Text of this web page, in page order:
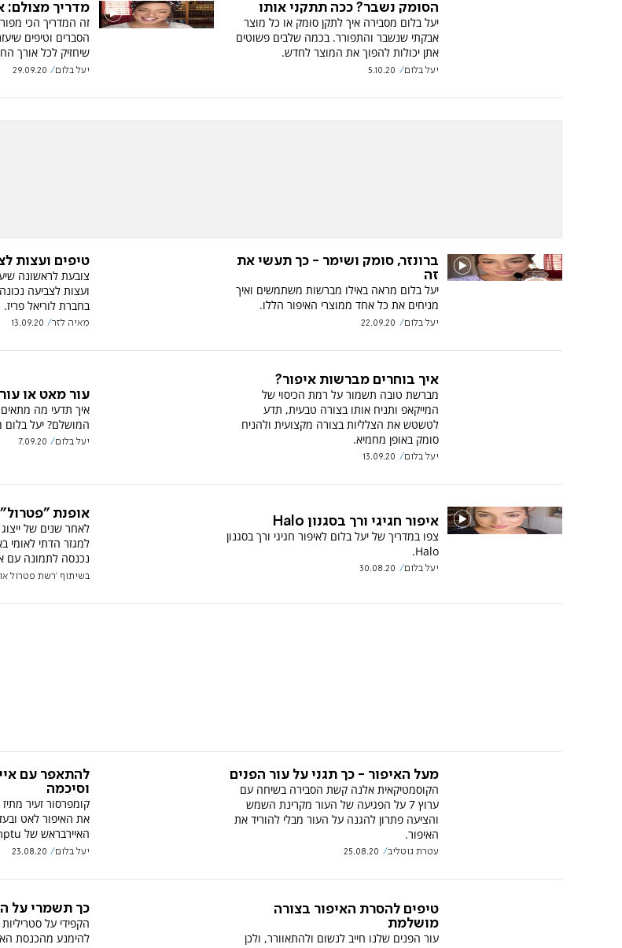
הסומק נשבר? ככה תתקני אותו
יעל בלום מסבירה איך לתקן סומק או כל מוצר
אבקתי שנשבר והתפורר. בכמה שלבים פשוטים
אתן יכולות להפוך את המוצר לחדש.
יעל בלום 5.10.20
מדריך מצולם:
זה המדריך הכי
הסברים וטיפים
שיחזיק לכל אורך
יעל בלום 29.09.20
ברונזר, סומק ושימר - כך תעשי את
זה
יעל בלום מראה באילו מברשות משתמשים ואיך
מניחים את כל אחד ממוצרי האיפור הללו.
יעל בלום 22.09.20
טיפים ועצות
צובעת לראשונה
ועצות לצביעה
בחברת לוריאל פריז.
מאיה לזר 13.09.20
איך בוחרים מברשות איפור?
מברשת טובה תשמור על רמת הכיסוי של
המייקאפ ותניח אותו בצורה טבעית, תדע
לטשטש את הצלליות בצורה מקצועית ולהניח
סומק באופן מחמיא.
יעל בלום 13.09.20
עור מאט או
איך תדעי מה
המושלם? יעל בלום
יעל בלום 7.09.20
איפור חגיגי ורך בסגנון Halo
צפו במדריך של יעל בלום לאיפור חגיגי ורך בסגנון
Halo.
יעל בלום 30.08.20
אופנת "פטרול"
לאחר שנים של
למגזר הדתי לאומי
נכנסה לתמונה עם
בשיתוף 'רשת פטרול
מעל האיפור - כך תגני על עור הפנים
הקוסמטיקאית אלנה קשת הסבירה בשיחה עם
ערוץ 7 על הפגיעה של העור מקרינת השמש
והציעה פתרון להגנה על העור מבלי להוריד את
האיפור.
עטרת גוטליב 25.08.20
להתאפר עם
וסיכמה
קומפרסור זעיר
את האיפור לאט
האיירבראש של Temptu וחזרה כדי לספר.
יעל בלום 23.08.20
טיפים להסרת האיפור בצורה
מושלמת
עור הפנים שלנו חייב לנשום ולהתאוורר, ולכן
כך תשמרי על
הקפידי על
להימנע מהכנסת